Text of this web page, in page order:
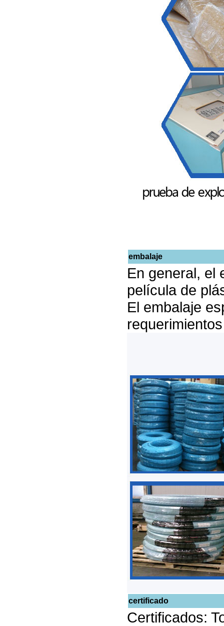
embalaje
En general, el
película de
El embalaje
certificado
Certificados: